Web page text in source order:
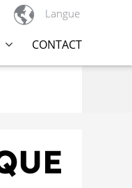
 Langue
CONTACT